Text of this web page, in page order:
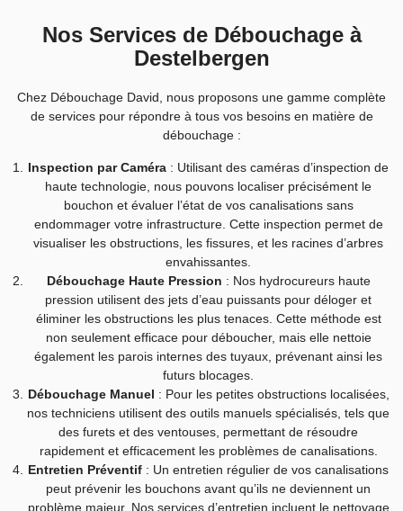
Nos Services de Débouchage à
Destelbergen
Chez Débouchage David, nous proposons une gamme complète
de services pour répondre à tous vos besoins en matière de
débouchage :
Inspection par Caméra : Utilisant des caméras d’inspection de
haute technologie, nous pouvons localiser précisément le
bouchon et évaluer l’état de vos canalisations sans
endommager votre infrastructure. Cette inspection permet de
visualiser les obstructions, les fissures, et les racines d’arbres
envahissantes.
Débouchage Haute Pression : Nos hydrocureurs haute
pression utilisent des jets d’eau puissants pour déloger et
éliminer les obstructions les plus tenaces. Cette méthode est
non seulement efficace pour déboucher, mais elle nettoie
également les parois internes des tuyaux, prévenant ainsi les
futurs blocages.
Débouchage Manuel : Pour les petites obstructions localisées,
nos techniciens utilisent des outils manuels spécialisés, tels que
des furets et des ventouses, permettant de résoudre
rapidement et efficacement les problèmes de canalisations.
Entretien Préventif : Un entretien régulier de vos canalisations
peut prévenir les bouchons avant qu’ils ne deviennent un
problème majeur. Nos services d’entretien incluent le nettoyage